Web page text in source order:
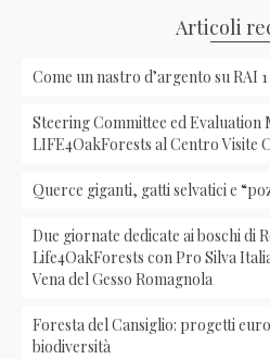
Articoli
Come un nastro d’argento su RAI 1
Steering Committee ed Evaluation
LIFE4OakForests al Centro Visite
Querce giganti, gatti selvatici e
Due giornate dedicate ai boschi di
Life4OakForests con Pro Silva
Vena del Gesso Romagnola
Foresta del Cansiglio: progetti
biodiversità